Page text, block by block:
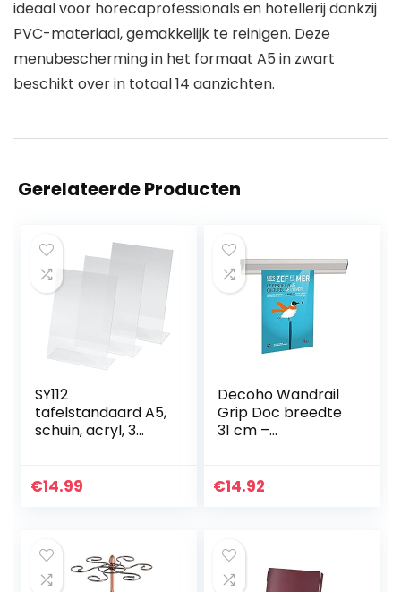
ideaal voor horecaprofessionals en hotellerij dankzij
PVC-materiaal, gemakkelijk te reinigen. Deze
menubescherming in het formaat A5 in zwart
beschikt over in totaal 14 aanzichten.
Gerelateerde Producten
SY112
tafelstandaard A5,
schuin, acryl, 3
€14.99
Decoho Wandrail
Grip Doc breedte
31 cm –
2.2
€14.92